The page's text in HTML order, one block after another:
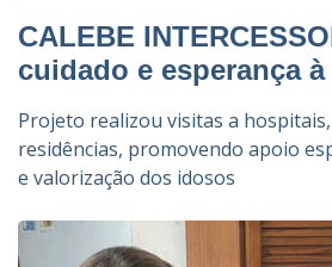
CALEBE
cuidado e esperança
Projeto realizou visitas a
residências, promovendo apoio
e valorização dos idosos